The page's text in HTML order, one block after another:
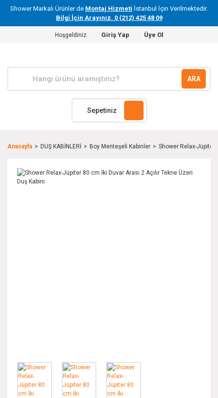
Shower Markalı Ürünler de Montaj Hizmeti İstanbul İçin Verilmektedir.
Bilgi İçin Arayınız. 0 (212) 425 48 09
Hoşgeldiniz Giriş Yap Üye Ol
ARA
Sepetiniz
Anasayfa DUŞ KABİNLERİ Boy Menteşeli Kabinler Shower Relax-Jüpiter